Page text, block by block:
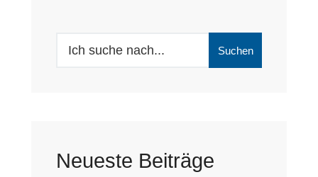
Search
Suchen
Neueste Beiträge